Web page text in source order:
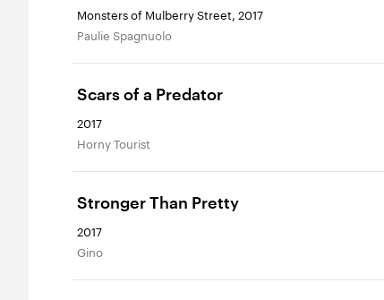
Monsters of Mulberry Street, 2017
Paulie Spagnuolo
Scars of a Predator
2017
Horny Tourist
Stronger Than Pretty
2017
Gino